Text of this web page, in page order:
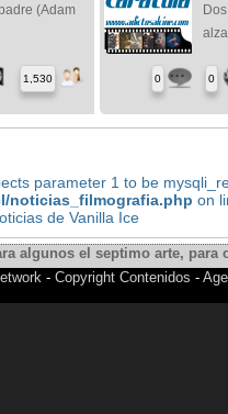
(Adam
1,530 0 0
parameter 1 to be
noticias_filmografia.php on
de Vanilla Ice
algunos el septimo arte,
- Copyright Contenidos -